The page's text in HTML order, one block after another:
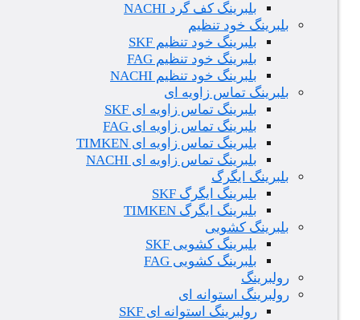
بلبرینگ کف گرد NACHI
بلبرینگ خود تنظیم
بلبرینگ خود تنظیم SKF
بلبرینگ خود تنظیم FAG
بلبرینگ خود تنظیم NACHI
بلبرینگ تماس زاویه ای
بلبرینگ تماس زاویه ای SKF
بلبرینگ تماس زاویه ای FAG
بلبرینگ تماس زاویه ای TIMKEN
بلبرینگ تماس زاویه ای NACHI
بلبرینگ ایگرگ
بلبرینگ ایگرگ SKF
بلبرینگ ایگرگ TIMKEN
بلبرینگ کشویی
بلبرینگ کشویی SKF
بلبرینگ کشویی FAG
رولبرینگ
رولبرینگ استوانه ای
رولبرینگ استوانه ای SKF